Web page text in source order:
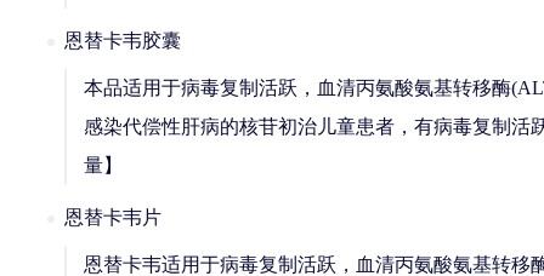
恩替卡韦胶囊
本品适用于病毒复制活跃，血清丙氨酸氨基转移酶
感染代偿性肝病的核苷初治儿童患者，有病毒复制
量】
恩替卡韦片
恩替卡韦适用于病毒复制活跃，血清丙氨酸氨基转